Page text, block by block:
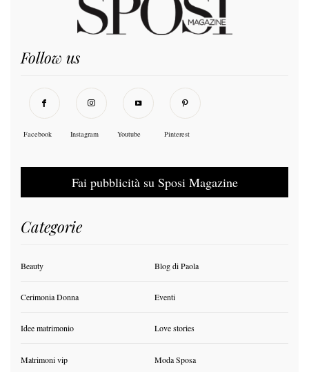
Follow us
Facebook Instagram Youtube Pinterest
Fai pubblicità su Sposi Magazine
Categorie
Beauty Blog di Paola
Cerimonia Donna Eventi
Idee matrimonio Love stories
Matrimoni vip Moda Sposa